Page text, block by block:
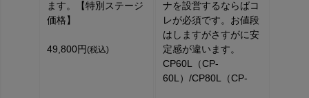
ます。【特別ステージ
価格】
49,800円(税込)
ナを設営するならばコ
レが必須です。お値段
はしますがさすがに安
定感が違います。
CP60L（CP-
60L）/CP80L（CP-